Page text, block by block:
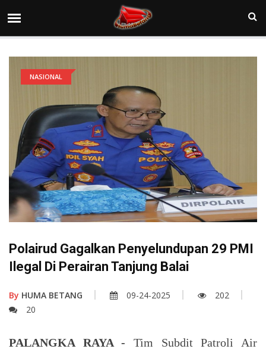
NASIONAL
Polairud Gagalkan Penyelundupan 29 PMI
Ilegal Di Perairan Tanjung Balai
By HUMA BETANG 09-24-2025
202
20
PALANGKA RAYA - Tim Subdit Patroli Air